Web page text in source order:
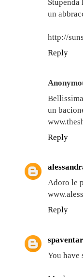
un
http://
Reply
un
Reply
Adoro le
Reply
You have